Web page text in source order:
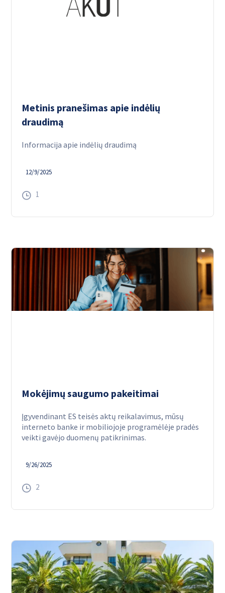
Metinis pranešimas apie indėlių
draudimą
Informacija apie indėlių draudimą
12/9/2025
1
Mokėjimų saugumo pakeitimai
Įgyvendinant ES teisės aktų reikalavimus, mūsų
interneto banke ir mobiliojoje programėlėje pradės
veikti gavėjo duomenų patikrinimas.
9/26/2025
2